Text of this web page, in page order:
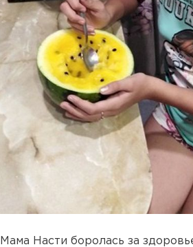
Мама Насти боролась за